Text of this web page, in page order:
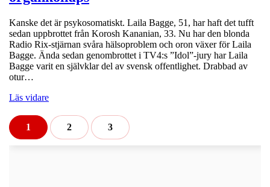
Kanske det är psykosomatiskt. Laila Bagge, 51, har haft det tufft
sedan uppbrottet från Korosh Kananian, 33. Nu har den blonda
Radio Rix-stjärnan svåra hälsoproblem och oron växer för Laila
Bagge. Ända sedan genombrottet i TV4:s ”Idol”-jury har Laila
Bagge varit en självklar del av svensk offentlighet. Drabbad av
otur…
Läs vidare
1 2 3